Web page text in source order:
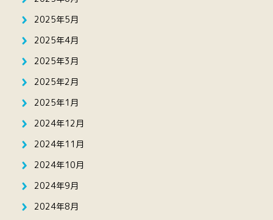
2025年5月
2025年4月
2025年3月
2025年2月
2025年1月
2024年12月
2024年11月
2024年10月
2024年9月
2024年8月